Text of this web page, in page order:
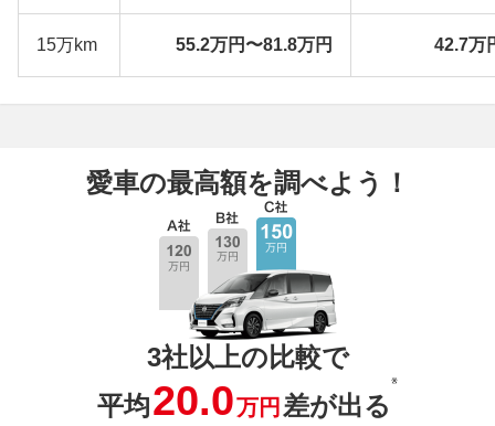
15万km 55.2万円〜81.8万円 42.7万
愛車の最高額を調べよう！
3社以上の比較で
平均20.0万円 差が出る
※